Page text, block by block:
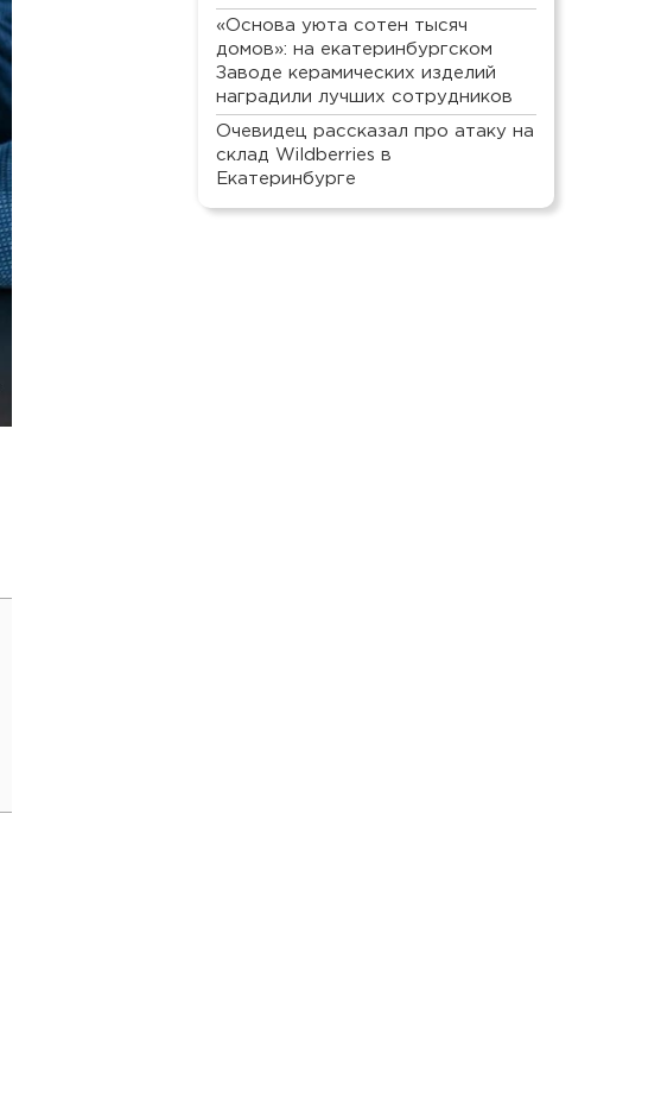
«Основа уюта сотен тысяч
домов»: на екатеринбургском
Заводе керамических изделий
наградили лучших сотрудников
Очевидец рассказал про атаку на
склад Wildberries в
Екатеринбурге